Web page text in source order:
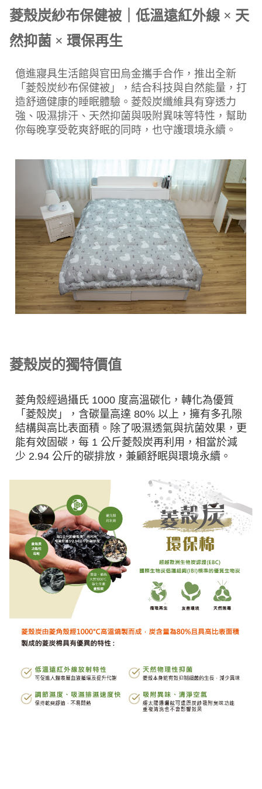
菱殼炭紗布保健被｜低溫遠紅外線 × 天
然抑菌 × 環保再生
億進寢具生活館與官田烏金攜手合作，推出全新
「菱殼炭紗布保健被」，結合科技與自然能量，打
造舒適健康的睡眠體驗。菱殼炭纖維具有穿透力
強、吸濕排汗、天然抑菌與吸附異味等特性，幫助
你每晚享受乾爽舒眠的同時，也守護環境永續。
菱殼炭的獨特價值
菱角殼經過攝氏 1000 度高溫碳化，轉化為優質
「菱殼炭」，含碳量高達 80% 以上，擁有多孔隙
結構與高比表面積。除了吸濕透氣與抗菌效果，更
能有效固碳，每 1 公斤菱殼炭再利用，相當於減
少 2.94 公斤的碳排放，兼顧舒眠與環境永續。